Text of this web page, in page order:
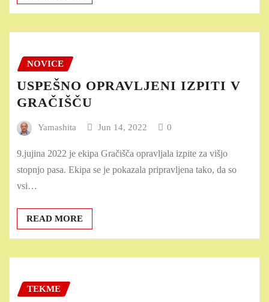
NOVICE
USPEŠNO OPRAVLJENI IZPITI V
GRAČIŠČU
Yamashita Jun 14, 2022 0
9.jujina 2022 je ekipa Gračišča opravljala izpite za višjo
stopnjo pasa. Ekipa se je pokazala pripravljena tako, da so
vsi…
READ MORE
TEKME